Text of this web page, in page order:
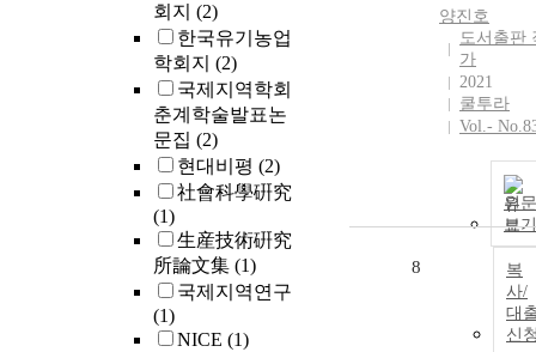
회지 (2)
한국유기농업
학회지 (2)
국제지역학회
춘계학술발표논
문집 (2)
현대비평 (2)
社會科學硏究
(1)
生産技術硏究
所論文集 (1)
국제지역연구
(1)
NICE (1)
동이 사유해
과정으로서
보려고 한다.
This paper
to define the
meaning of
'story', his
method, by
examining the
short story
'Dance'
in Lee Chang-
dong's novel
양진호
도서출판
가
2021
쿨투라
Vol.-
원문
보기
복
사/
대
신
8